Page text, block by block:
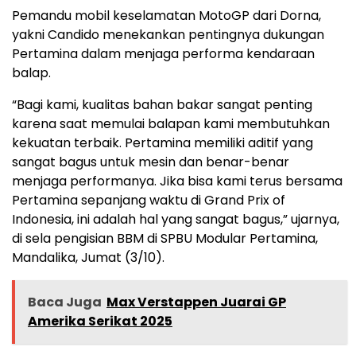
Pemandu mobil keselamatan MotoGP dari Dorna,
yakni Candido menekankan pentingnya dukungan
Pertamina dalam menjaga performa kendaraan
balap.
“Bagi kami, kualitas bahan bakar sangat penting
karena saat memulai balapan kami membutuhkan
kekuatan terbaik. Pertamina memiliki aditif yang
sangat bagus untuk mesin dan benar-benar
menjaga performanya. Jika bisa kami terus bersama
Pertamina sepanjang waktu di Grand Prix of
Indonesia, ini adalah hal yang sangat bagus,” ujarnya,
di sela pengisian BBM di SPBU Modular Pertamina,
Mandalika, Jumat (3/10).
Baca Juga Max Verstappen Juarai GP
Amerika Serikat 2025